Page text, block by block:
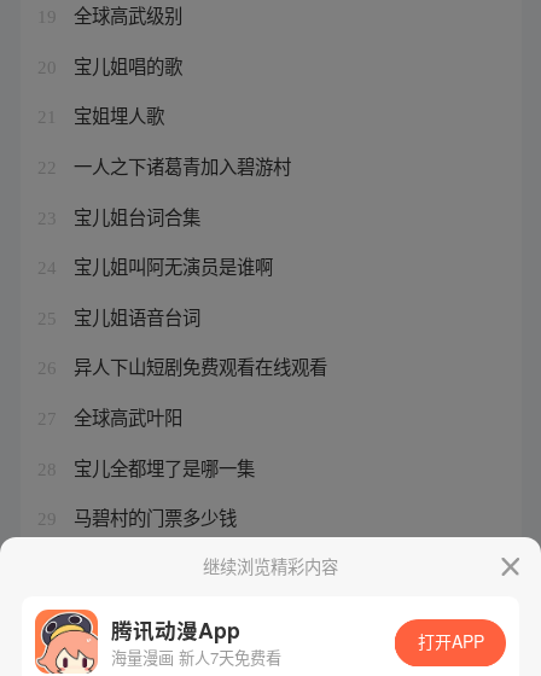
19 全球高武级别
20 宝儿姐唱的歌
21 宝姐埋人歌
22 一人之下诸葛青加入碧游村
23 宝儿姐台词合集
24 宝儿姐叫阿无演员是谁啊
25 宝儿姐语音台词
26 异人下山短剧免费观看在线观看
27 全球高武叶阳
28 宝儿全都埋了是哪一集
29 马碧村的门票多少钱
全球高武高手排名继续浏览精彩内容
腾讯动漫App
海量漫画 新人7天免费看
打开APP